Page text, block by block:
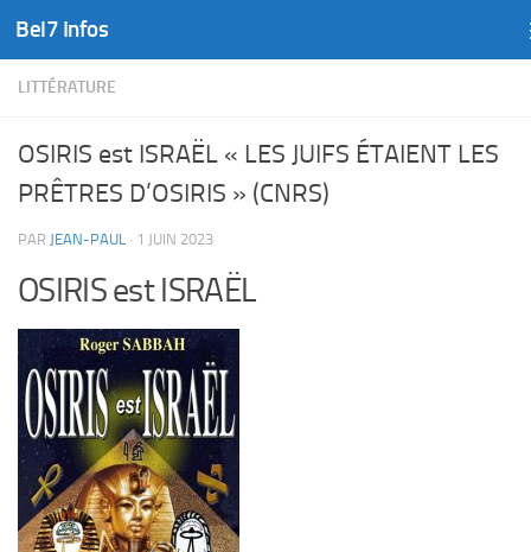
Skip to content
Bel7 Infos
LITTÉRATURE
OSIRIS est ISRAËL « LES JUIFS ÉTAIENT LES
PRÊTRES D’OSIRIS » (CNRS)
PAR JEAN-PAUL · 1 JUIN 2023
OSIRIS est ISRAËL